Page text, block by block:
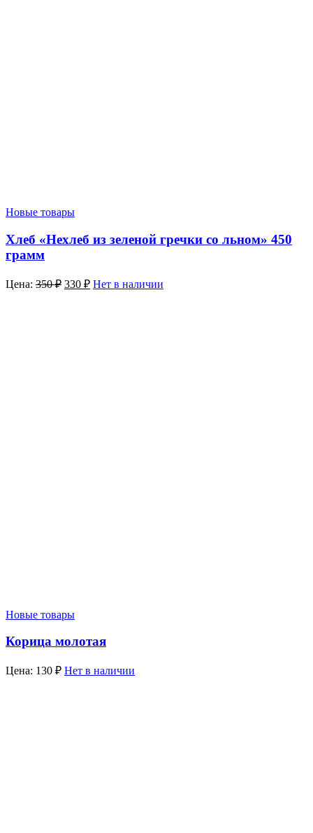
Новые товары
Хлеб «Нехлеб из зеленой гречки со льном» 450
грамм
Цена: 350₽ 330 ₽ Нет в наличии
Новые товары
Корица молотая
Цена: 130 ₽ Нет в наличии